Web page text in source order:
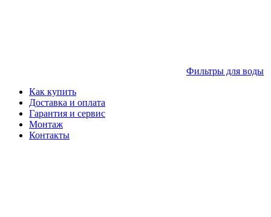
Фильтры для воды
Как купить
Доставка и оплата
Гарантия и сервис
Монтаж
Контакты